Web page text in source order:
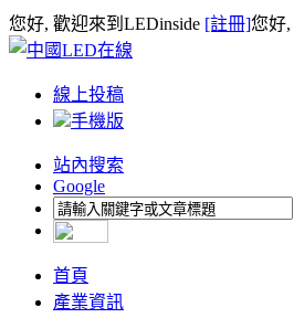
您好, 歡迎來到LEDinside [註冊]您好,
線上投稿
手機版
站內搜索
Google
首頁
產業資訊